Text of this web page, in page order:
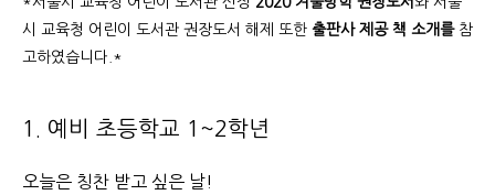
시 교육청 어린이 도서관 권장도서 해제 또한 출판사 제공 책 소개를참
고하였습니다.*
1. 예비 초등학교 1~2학년
오늘은 칭찬 받고 싶은 날!